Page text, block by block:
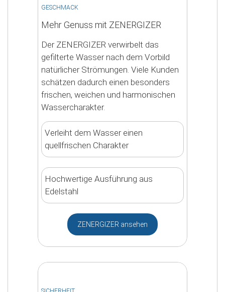
GESCHMACK
Mehr Genuss mit ZENERGIZER
Der ZENERGIZER verwirbelt das
gefilterte Wasser nach dem Vorbild
natürlicher Strömungen. Viele Kunden
schätzen dadurch einen besonders
frischen, weichen und harmonischen
Wassercharakter.
Verleiht dem Wasser einen
quellfrischen Charakter
Hochwertige Ausführung aus
Edelstahl
ZENERGIZER ansehen